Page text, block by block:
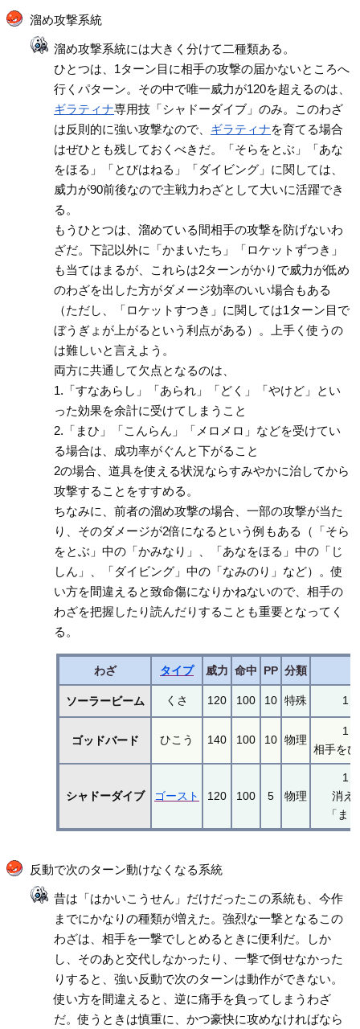
溜め攻撃系統
溜め攻撃系統には大きく分けて二種類ある。
ひとつは、1ターン目に相手の攻撃の届かないところへ
行くパターン。その中で唯一威力が120を超えるのは、
ギラティナ専用技「シャドーダイブ」のみ。このわざ
は反則的に強い攻撃なので、 ギラティナを育てる場合
はぜひとも残しておくべきだ。「そらをとぶ」「あな
をほる」「とびはねる」「ダイビング」に関しては、
威力が90前後なので主戦力わざとして大いに活躍でき
る。
もうひとつは、溜めている間相手の攻撃を防げないわ
ざだ。下記以外に「かまいたち」「ロケットずつき」
も当てはまるが、これらは2ターンがかりで威力が低め
のわざを出した方がダメージ効率のいい場合もある
（ただし、「ロケットすつき」に関しては1ターン目で
ぼうぎょが上がるという利点がある）。上手く使うの
は難しいと言えよう。
両方に共通して欠点となるのは、
1.「すなあらし」「あられ」「どく」「やけど」とい
った効果を余計に受けてしまうこと
2.「まひ」「こんらん」「メロメロ」などを受けてい
る場合は、成功率がぐんと下がること
2の場合、道具を使える状況ならすみやかに治してから
攻撃することをすすめる。
ちなみに、前者の溜め攻撃の場合、一部の攻撃が当た
り、そのダメージが2倍になるという例もある（「そら
をとぶ」中の「かみなり」、「あなをほる」中の「じ
しん」、「ダイビング」中の「なみのり」など）。使
い方を間違えると致命傷になりかねないので、相手の
わざを把握したり読んだりすることも重要となってく
る。
わざ タイプ 威力 命中 PP 分類
ソーラービーム くさ 120 100 10 特殊 1
ゴッドバード ひこう 140 100 10 物理
1
相手を
シャドーダイブ ゴースト 120 100 5 物理
1
消え
「ま
反動で次のターン動けなくなる系統
昔は「はかいこうせん」だけだったこの系統も、今作
までにかなりの種類が増えた。強烈な一撃となるこの
わざは、相手を一撃でしとめるときに便利だ。しか
し、そのあと交代しなかったり、一撃で倒せなかった
りすると、強い反動で次のターンは動作ができない。
使い方を間違えると、逆に痛手を負ってしまうわざ
だ。使うときは慎重に、かつ豪快に攻めなければなら